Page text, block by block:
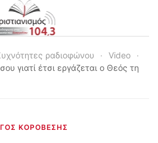
ραδιοφώνου
Video
γιατί έτσι εργάζεται ο Θεός τη
ΚΟΡΟΒΈΣΗΣ